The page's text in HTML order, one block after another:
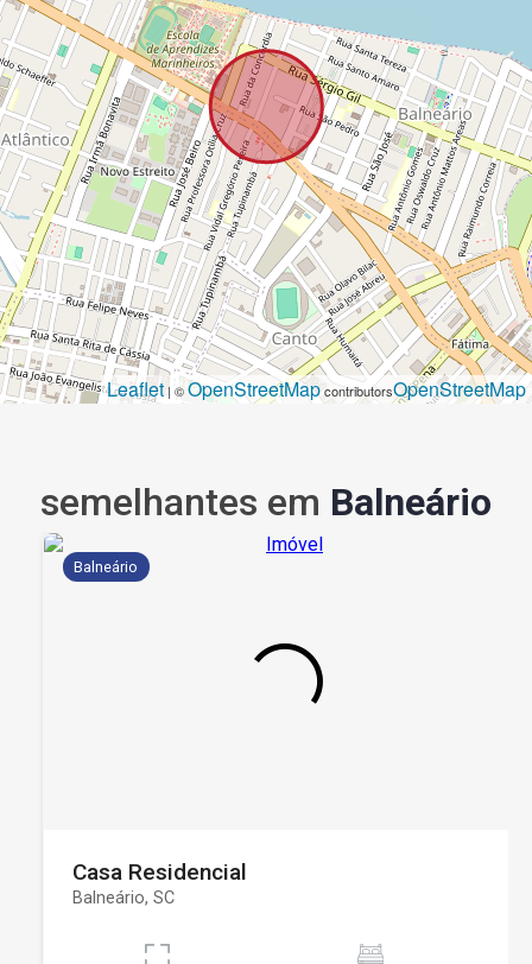
Leaflet| ©OpenStreetMapcontributorsOpenStreetMap
semelhantes em Balneário
Balneário
Casa Residencial
Balneário, SC